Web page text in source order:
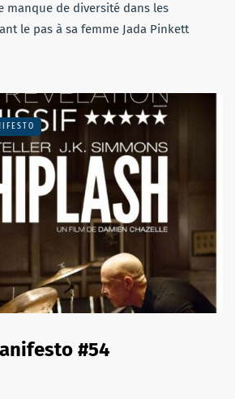
manque de diversité dans les
le pas à sa femme Jada Pinkett
#54